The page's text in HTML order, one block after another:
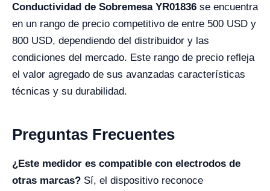
Conductividad de Sobremesa YR01836 se encuentra
en un rango de precio competitivo de entre 500 USD y
800 USD, dependiendo del distribuidor y las
condiciones del mercado. Este rango de precio refleja
el valor agregado de sus avanzadas características
técnicas y su durabilidad.
Preguntas Frecuentes
¿Este medidor es compatible con electrodos de
otras marcas? Sí, el dispositivo reconoce